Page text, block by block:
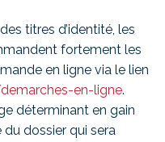
titres d’identité, les
fortement les
en ligne via le lien
en-ligne.
déterminant en gain
dossier qui sera